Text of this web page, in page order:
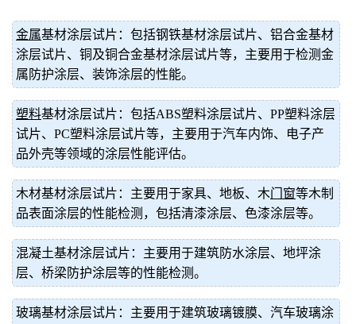
金属基材涂层试片：包括钢铁基材涂层试片、铝合金基材
涂层试片、铜及铜合金基材涂层试片等，主要用于检测金
属防护涂层、装饰涂层的性能。
塑料基材涂层试片：包括ABS塑料涂层试片、PP塑料涂层
试片、PC塑料涂层试片等，主要用于汽车内饰、电子产
品外壳等领域的涂层性能评估。
木材基材涂层试片：主要用于家具、地板、木门窗等木制
品表面涂层的性能检测，包括清漆涂层、色漆涂层等。
混凝土基材涂层试片：主要用于建筑防水涂层、地坪涂
层、桥梁防护涂层等的性能检测。
玻璃基材涂层试片：主要用于建筑玻璃镀膜、汽车玻璃涂